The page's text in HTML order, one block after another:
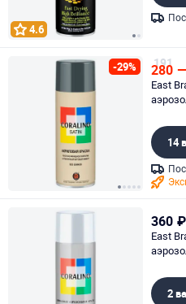
4.6
-29% 191
280 —
East
14
360 ₽
East
2